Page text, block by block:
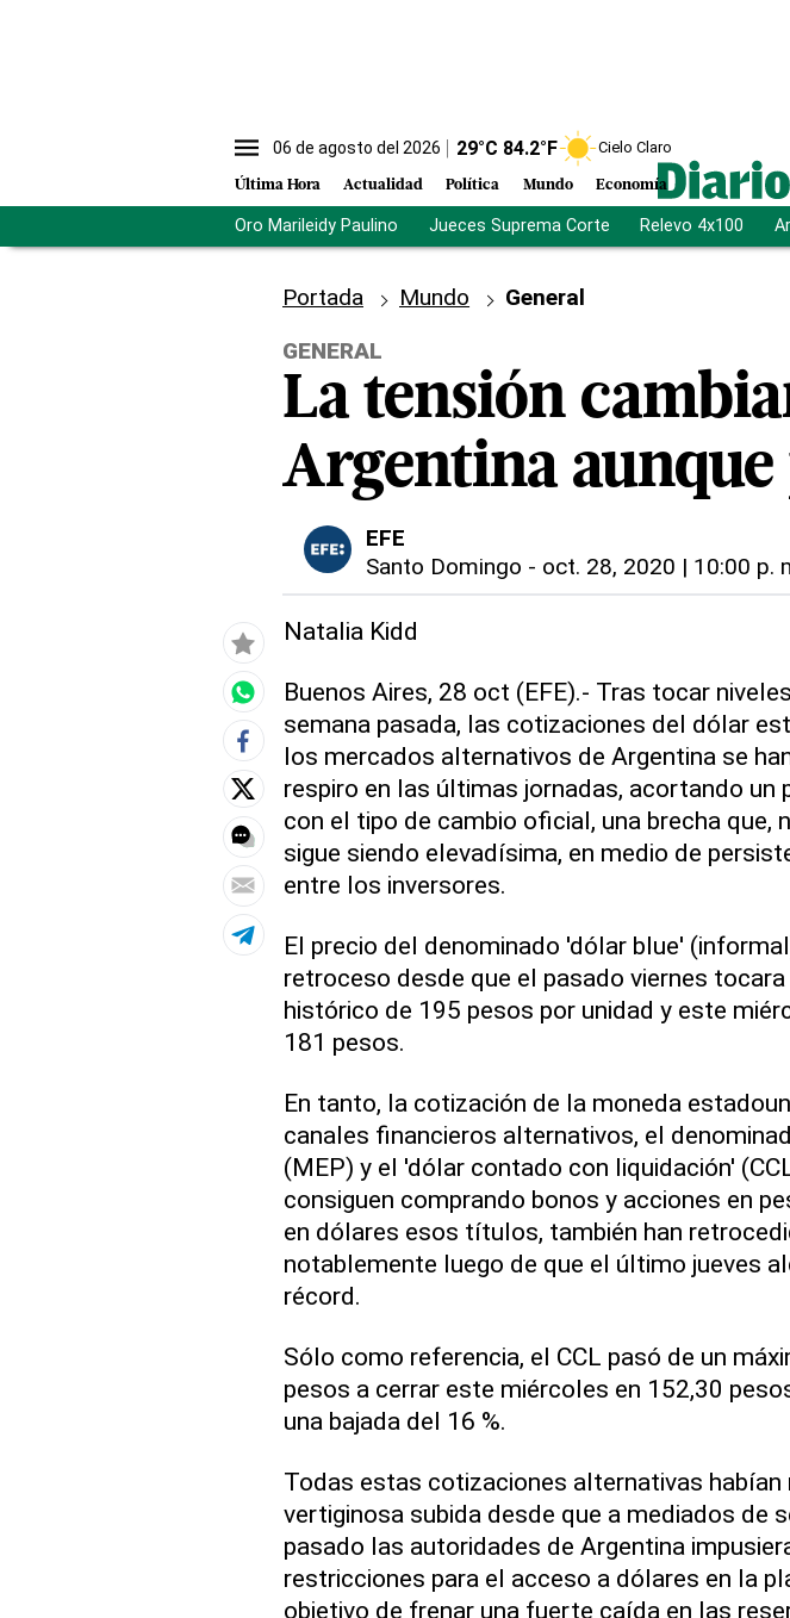
06 de agosto del 2026 29°C 84.2°F Cielo Claro
Última Hora Actualidad Política Mundo Economía
Oro Marileidy Paulino Jueces Suprema Corte Relevo 4x100
Portada Mundo
General
GENERAL
La tensión
Argentina aunque
EFE
Santo Domingo - oct. 28, 2020 | 10:00 p.
Natalia Kidd
Buenos Aires, 28 oct (EFE).- Tras tocar
semana pasada, las cotizaciones del dólar
los mercados alternativos de Argentina se
respiro en las últimas jornadas, acortando un
con el tipo de cambio oficial, una brecha que,
sigue siendo elevadísima, en medio de
entre los inversores.
El precio del denominado 'dólar blue'
retroceso desde que el pasado viernes
histórico de 195 pesos por unidad y este
181 pesos.
En tanto, la cotización de la moneda
canales financieros alternativos, el
(MEP) y el 'dólar contado con liquidación'
consiguen comprando bonos y acciones en
en dólares esos títulos, también han
notablemente luego de que el último jueves
récord.
Sólo como referencia, el CCL pasó de un
pesos a cerrar este miércoles en 152,30
una bajada del 16 %.
Todas estas cotizaciones alternativas habían
vertiginosa subida desde que a mediados de
pasado las autoridades de Argentina
restricciones para el acceso a dólares en la
objetivo de frenar una fuerte caída en las